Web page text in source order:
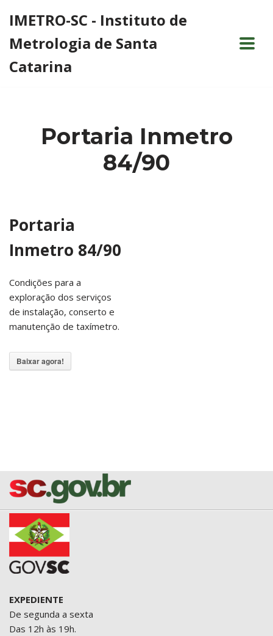
para
o
IMETRO-SC - Instituto de
Metrologia de Santa
Catarina
Portaria Inmetro
84/90
Portaria
Inmetro 84/90
Condições para a
exploração dos serviços
de instalação, conserto e
manutenção de taxímetro.
Baixar agora!
EXPEDIENTE
De segunda a sexta
Das 12h às 19h.